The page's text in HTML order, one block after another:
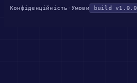
Конфіденційність · Умови build v1.0.0